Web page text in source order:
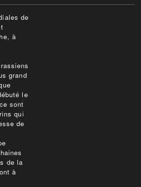
de
à
grand
le
sont
qui
de
de la
à